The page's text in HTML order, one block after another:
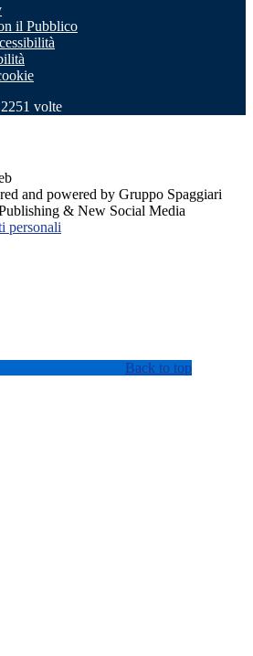
il Pubblico
volte
and powered by Gruppo Spaggiari
& New Social Media
personali
Back to top